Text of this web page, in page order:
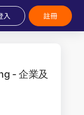
入 註冊
- 企業及